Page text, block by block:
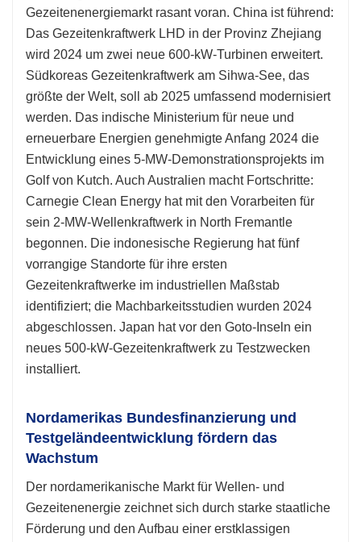
Gezeitenenergiemarkt rasant voran. China ist führend:
Das Gezeitenkraftwerk LHD in der Provinz Zhejiang
wird 2024 um zwei neue 600-kW-Turbinen erweitert.
Südkoreas Gezeitenkraftwerk am Sihwa-See, das
größte der Welt, soll ab 2025 umfassend modernisiert
werden. Das indische Ministerium für neue und
erneuerbare Energien genehmigte Anfang 2024 die
Entwicklung eines 5-MW-Demonstrationsprojekts im
Golf von Kutch. Auch Australien macht Fortschritte:
Carnegie Clean Energy hat mit den Vorarbeiten für
sein 2-MW-Wellenkraftwerk in North Fremantle
begonnen. Die indonesische Regierung hat fünf
vorrangige Standorte für ihre ersten
Gezeitenkraftwerke im industriellen Maßstab
identifiziert; die Machbarkeitsstudien wurden 2024
abgeschlossen. Japan hat vor den Goto-Inseln ein
neues 500-kW-Gezeitenkraftwerk zu Testzwecken
installiert.
Nordamerikas Bundesfinanzierung und
Testgeländeentwicklung fördern das
Wachstum
Der nordamerikanische Markt für Wellen- und
Gezeitenenergie zeichnet sich durch starke staatliche
Förderung und den Aufbau einer erstklassigen